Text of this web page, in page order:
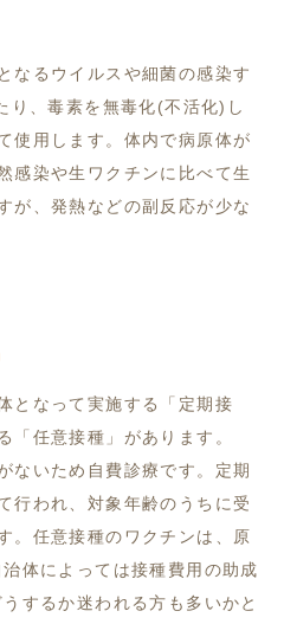
なるウイルスや細菌の感染す
り、毒素を無毒化(不活化)し
使用します。体内で病原体が
感染や生ワクチンに比べて生
が、発熱などの副反応が少な
となって実施する「定期接
「任意接種」があります。
ないため自費診療です。定期
行われ、対象年齢のうちに受
。任意接種のワクチンは、原
体によっては接種費用の助成
するか迷われる方も多いかと